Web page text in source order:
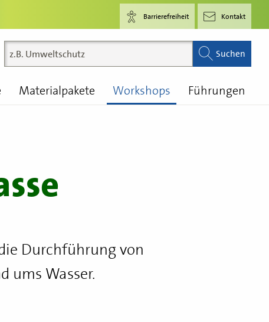
Barrierefreiheit Kontakt
Suchen
Materialpakete Workshops Führungen
Durchführung von
ums Wasser.